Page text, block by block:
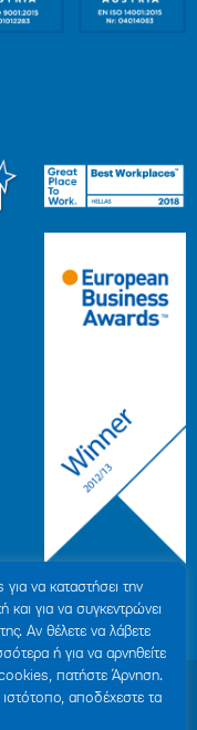
000279901000
Δεδομένων
να καταστήσει την
και για να συγκεντρώνει
Αν θέλετε να λάβετε
ή για να αρνηθείτε
πατήστε Άρνηση.
αποδέχεστε τα